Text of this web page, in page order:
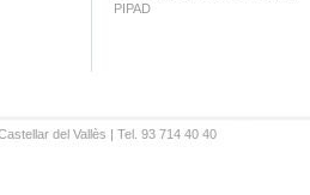
PIPAD
del Vallès | Tel. 93 714 40 40